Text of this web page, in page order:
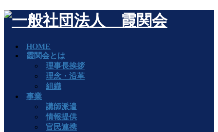
HOME
霞関会とは
理事長挨拶
理念・沿革
組織
事業
講師派遣
情報提供
官民連携